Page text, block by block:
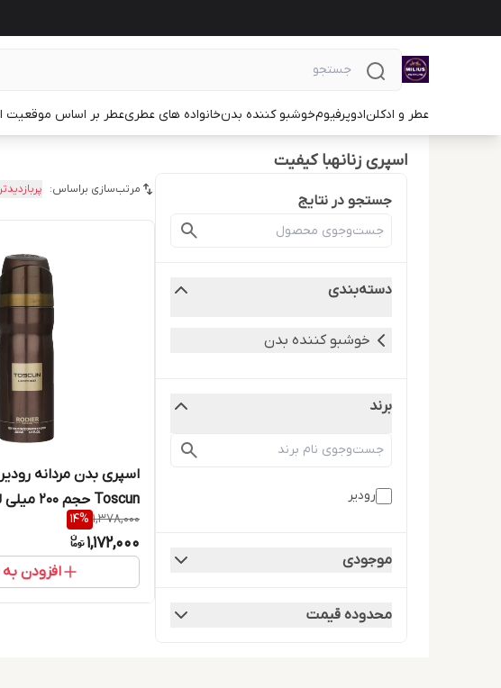
عطر و ادکلنادوپرفیومخوشبو کننده بدنخانواده های عطریعطر بر اساس موقعیت
اسپری زنانهبا کیفیت
جستجو در نتایج
دسته‌بندی
خوشبو کننده بدن
برند
رودیر
موجودی
محدوده قیمت
مرتب‌سازی براساس:
اسپری بدن مردانه
Toscun حجم 200 میلی لیتر
1,378,000
14%
1,172,000
افزودن